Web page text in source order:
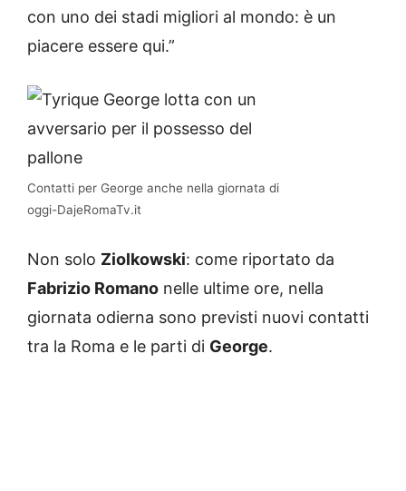
con uno dei stadi migliori al mondo: è un
piacere essere qui.”
Contatti per George anche nella giornata di
oggi-DajeRomaTv.it
Non solo Ziolkowski: come riportato da
Fabrizio Romano nelle ultime ore, nella
giornata odierna sono previsti nuovi contatti
tra la Roma e le parti di George.